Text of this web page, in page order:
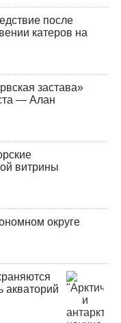
после
катеров на
застава»
— Алан
витрины
округе
акваторий